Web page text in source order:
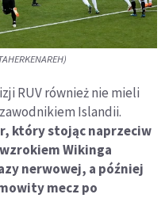
RUV również nie mieli
Islandii.
który stojąc naprzeciw
Wikinga
nerwowej, a później
mecz po